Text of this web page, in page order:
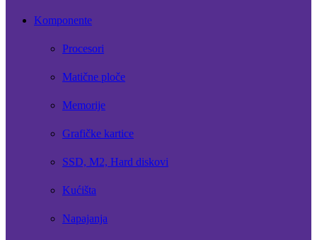
Komponente
Procesori
Matične ploče
Memorije
Grafičke kartice
SSD, M2, Hard diskovi
Kućišta
Napajanja